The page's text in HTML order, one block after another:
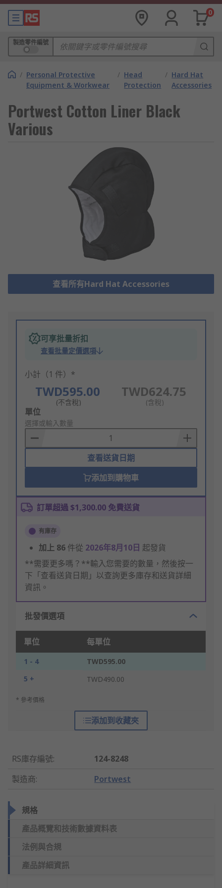
0
製造零件編號
/ Personal Protective
Equipment & Workwear
/ Head
Protection
/ Hard Hat
Accessories
Portwest Cotton Liner Black
Various
查看所有Hard Hat Accessories
可享批量折扣
查看批量定價選項
小計（1 件）*
TWD595.00
(不含稅)
TWD624.75
(含稅)
Add
to
Basket
單位
選擇或輸入數量
查看送貨日期
添加到購物車
訂單超過 $1,300.00 免費送貨
有庫存
加上 86 件從 2026年8月10日 起發貨
**需要更多嗎？**輸入您需要的數量，然後按一
下「查看送貨日期」以查詢更多庫存和送貨詳細
資訊。
批發價選項
單位 每單位
1 - 4
TWD595.00
5 +
TWD490.00
* 參考價格
添加到收藏夾
RS庫存編號:
124-8248
製造商: Portwest
規格
產品概覽和技術數據資料表
法例與合規
產品詳細資訊